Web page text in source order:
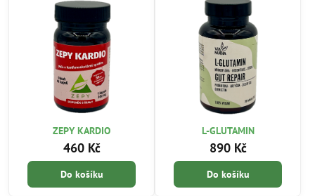
ZEPY KARDIO
460 Kč
Do košíku
L-GLUTAMIN
890 Kč
Do košíku